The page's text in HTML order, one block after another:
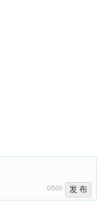
0/500 发 布